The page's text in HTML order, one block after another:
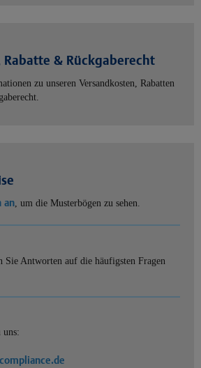
& Rückgaberecht
zu unseren Versandkosten, Rabatten
an, um die Musterbögen zu sehen.
Sie Antworten auf die häufigsten Fragen